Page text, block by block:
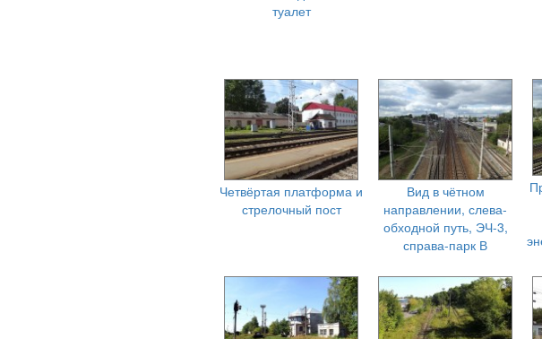
туалет
Четвёртая платформа и
стрелочный пост
Вид в чётном
направлении, слева-
обходной путь, ЭЧ-3,
справа-парк В